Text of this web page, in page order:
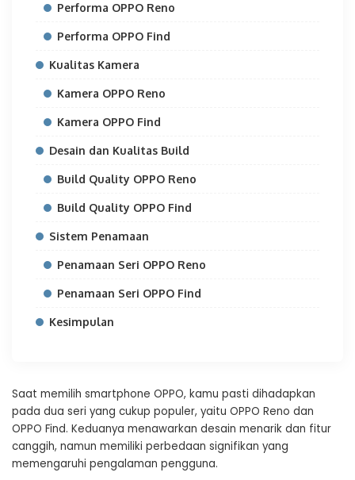
Performa OPPO Reno
Performa OPPO Find
Kualitas Kamera
Kamera OPPO Reno
Kamera OPPO Find
Desain dan Kualitas Build
Build Quality OPPO Reno
Build Quality OPPO Find
Sistem Penamaan
Penamaan Seri OPPO Reno
Penamaan Seri OPPO Find
Kesimpulan
Saat memilih smartphone OPPO, kamu pasti dihadapkan
pada dua seri yang cukup populer, yaitu OPPO Reno dan
OPPO Find. Keduanya menawarkan desain menarik dan fitur
canggih, namun memiliki perbedaan signifikan yang
memengaruhi pengalaman pengguna.